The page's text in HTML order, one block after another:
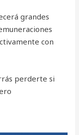
grandes
con
perderte si